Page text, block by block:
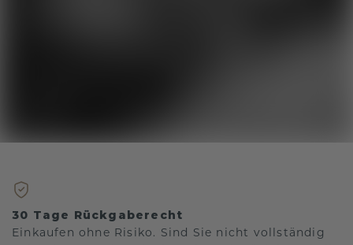
30 Tage Rückgaberecht
Einkaufen ohne Risiko. Sind Sie nicht vollständig